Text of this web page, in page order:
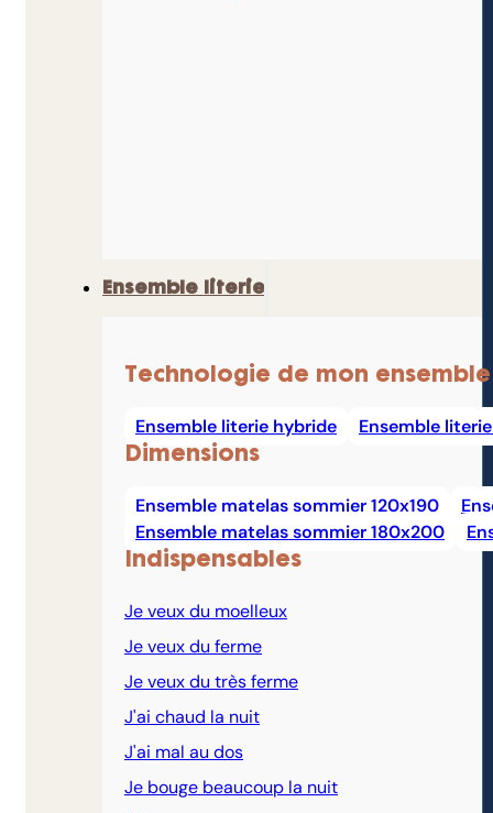
Ensemble literie
Technologie de mon ensemble
Ensemble literie hybride Ensemble
Dimensions
Ensemble matelas sommier 120x190
Ensemble matelas sommier 180x200
Indispensables
Je veux du moelleux
Je veux du ferme
Je veux du très ferme
J'ai chaud la nuit
J'ai mal au dos
Je bouge beaucoup la nuit